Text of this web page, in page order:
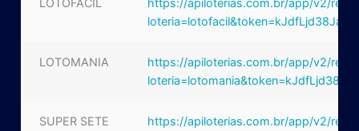
LOTOMANIA
https://apiloterias.com.br/app/v2/
SUPER SETE
https://apiloterias.com.br/app/v2/